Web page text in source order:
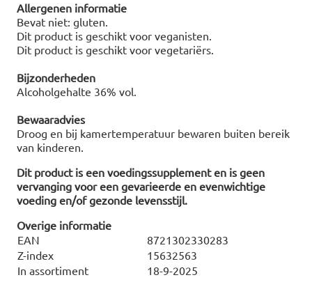
Allergenen informatie
Bevat niet: gluten.
Dit product is geschikt voor veganisten.
Dit product is geschikt voor vegetariërs.
Bijzonderheden
Alcoholgehalte 36% vol.
Bewaaradvies
Droog en bij kamertemperatuur bewaren buiten bereik
van kinderen.
Dit product is een voedingssupplement en is geen
vervanging voor een gevarieerde en evenwichtige
voeding en/of gezonde levensstijl.
Overige informatie
EAN
8721302330283
Z-index
15632563
In assortiment
18-9-2025